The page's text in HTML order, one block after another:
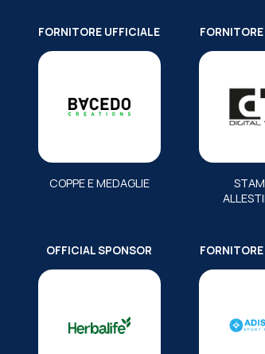
FORNITORE UFFICIALE
COPPE E MEDAGLIE
OFFICIAL SPONSOR